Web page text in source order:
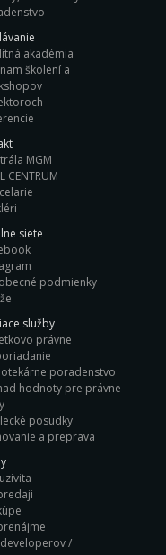
akadémia
školení a
MGM
CENTRUM
siete
podmienky
služby
právne
poradenstvo
hodnoty pre právne
posudky
a preprava
/